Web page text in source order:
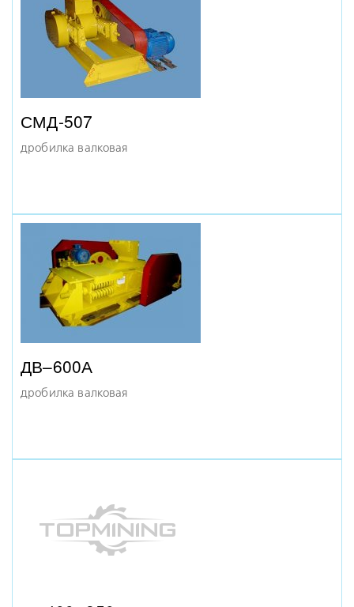
дробилка молотковая
МД 7Х7
дробилка молотковая
дробилка молотковая
СМД–507А/508
комбинированная дробилка
СМД-508
дробилка щековая
СМД-111Б
СМД-507
дробилка валковая
ДВ–600А
дробилка валковая